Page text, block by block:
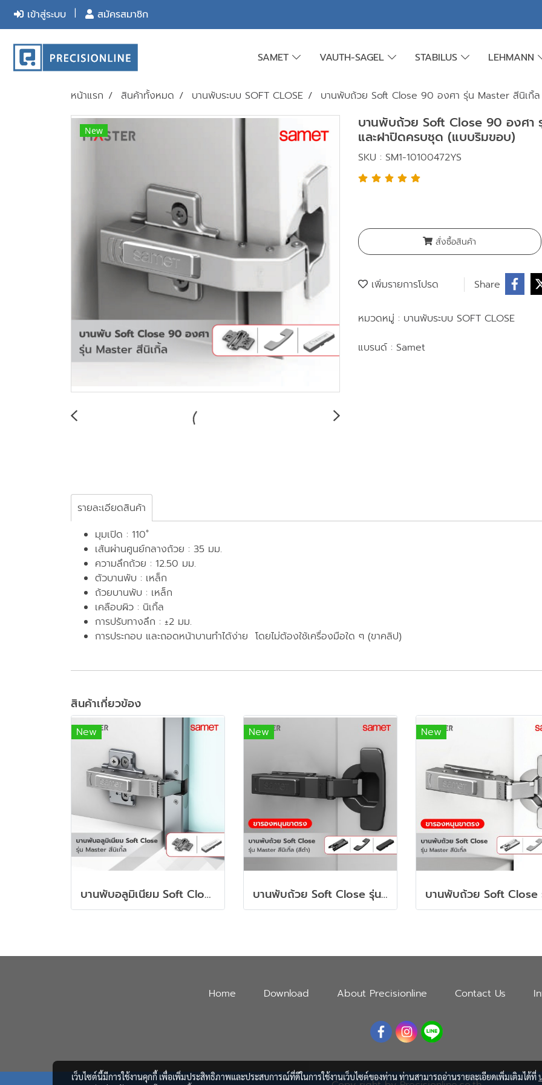
เข้าสู่ระบบ สมัครสมาชิก
SAMET VAUTH-SAGEL STABILUS LEHMANN
หน้าแรก สินค้าทั้งหมด บานพับระบบ SOFT CLOSE บานพับถ้วย Soft Close 90 องศา รุ่น Master สีนิเกิ้
New
บานพับถ้วย Soft Close 90 องศา
และฝาปิดครบชุด (แบบริมขอบ)
SKU : SM1-10100472YS
สั่งซื้อสินค้า
เพิ่มรายการโปรด Share
หมวดหมู่ : บานพับระบบ SOFT CLOSE
แบรนด์ : Samet
รายละเอียดสินค้า
มุมเปิด : 110˚
เส้นผ่านศูนย์กลางถ้วย : 35 มม.
ความลึกถ้วย : 12.50 มม.
ตัวบานพับ : เหล็ก
ถ้วยบานพับ : เหล็ก
เคลือบผิว : นิเกิ้ล
การปรับทางลึก : ±2 มม.
การประกอบ และถอดหน้าบานทำได้ง่าย โดยไม่ต้องใช้เครื่องมือใด ๆ (ขาคลิป)
สินค้าเกี่ยวข้อง
New
บานพับอลูมิเนียม Soft Close รุ่น Master สีนิเกิ้ล พร้อมขารองหนุนและฝาปิดแขน
New
บานพับถ้วย Soft Close รุ่น Master สีดำ พร้อมขารองหนุนขาตรง และฝาปิดครบชุด
New
Home Download About Precisionline Contact Us
เว็บไซต์นี้มีการใช้งานคุกกี้ เพื่อเพิ่มประสิทธิภาพและประสบการณ์ที่ดีในการใช้งานเว็บไซต์ของท่าน ท่านสามารถอ่านรายละเอียดเพิ่มเติมได้ที่